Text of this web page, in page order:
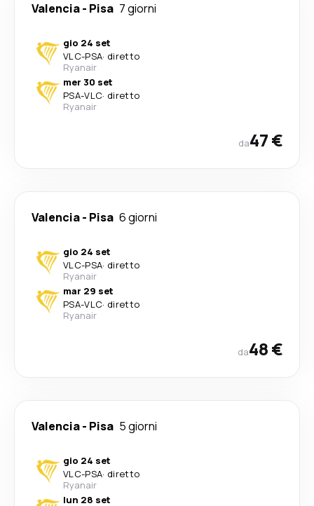
Valencia- Pisa 7 giorni
gio 24 set
VLC-PSA· diretto
Ryanair
mer 30 set
PSA-VLC· diretto
Ryanair
da47 €
Valencia- Pisa 6 giorni
gio 24 set
VLC-PSA· diretto
Ryanair
mar 29 set
PSA-VLC· diretto
Ryanair
da48 €
Valencia- Pisa 5 giorni
gio 24 set
VLC-PSA· diretto
Ryanair
lun 28 set